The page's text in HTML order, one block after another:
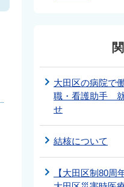
大田区の病院で
職・看護助手
せ
結核について
【大田区制80